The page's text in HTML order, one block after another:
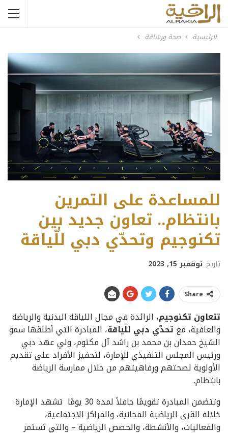
الرئيسية صحة ورشاقة
للمساعدة على التمرين
بانتظام.. تعاون جديد بين
تكنوجيم وتحدّي دبي للّياقة
تاريخ نوفمبر 15, 2023
Share
تتعاون تكنوجيم، الرائدة في مجال اللياقة البدنية والرياضة
والعافية، مع تحدّي دبي للّياقة، المبادرة التي أطلقها سمو
الشيخ حمدان بن محمد بن راشد آل مكتوم، ولي عهد دبي
ورئيس المجلس التنفيذي للإمارة، لتحفيز الأفراد على تقديم
الأولوية لصحتهم ورفاهيتهم من خلال ممارسة الرياضة
بانتظام.
وتتضمن المبادرة تقويمًا حافلاً لمدة 30 يومًا تشهد الإمارة
خلاله القرى الرياضية المجانية، والمراكز الاجتماعية،
والفعاليات، والأنشطة، والحصص الرياضية – والتي تستمر